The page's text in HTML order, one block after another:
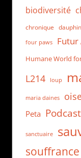
biodiversité
chronique
four paws Futur
Humane World
L214 loup
maria daines
Peta Podcast
sanctuaire